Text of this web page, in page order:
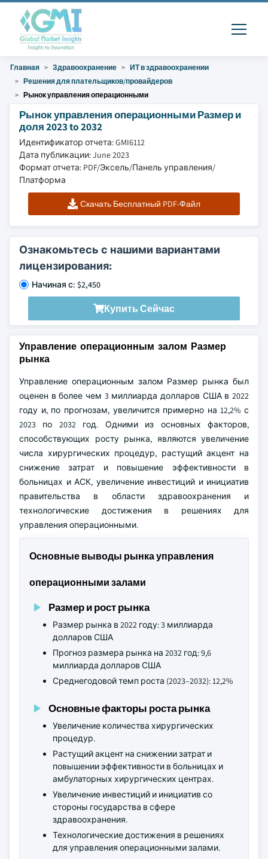
Главная Здравоохранение
ИТ в здравоохранении
Решения для плательщиков/провайдеров
Рынок управления операционными
Рынок управления операционными Размер и
доля 2023 to 2032
Идентификатор отчета: GMI6112
Дата публикации: June 2023
Формат отчета: PDF/Эксель/Панель управления/
Платформа
Скачать Бесплатный PDF-Файл
Ознакомьтесь с нашими вариантами
лицензирования:
Начиная с: $2,450
Купить Сейчас
Управление операционным залом Размер
рынка
Управление операционным залом Размер рынка был
оценен в более чем 3 миллиарда долларов США в 2022
году и, по прогнозам, увеличится примерно на 12,2% с
2023 по 2032 год. Одними из основных факторов,
способствующих росту рынка, являются увеличение
числа хирургических процедур, растущий акцент на
снижение затрат и повышение эффективности в
больницах и АСК, увеличение инвестиций и инициатив
правительства в области здравоохранения и
технологические достижения в решениях для
управления операционными.
Основные выводы рынка управления
операционными залами
Размер и рост рынка
Размер рынка в 2022 году: 3 миллиарда
долларов США
Прогноз размера рынка на 2032 год: 9,6
миллиарда долларов США
Среднегодовой темп роста (2023–2032): 12,2%
Основные факторы роста рынка
Увеличение количества хирургических
процедур.
Растущий акцент на снижении затрат и
повышении эффективности в больницах и
амбулаторных хирургических центрах.
Увеличение инвестиций и инициатив со
стороны государства в сфере
здравоохранения.
Технологические достижения в решениях
для управления операционными залами.